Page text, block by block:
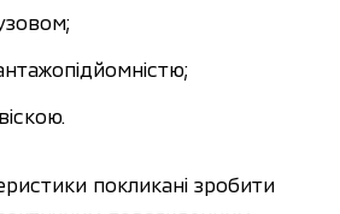
покликані зробити